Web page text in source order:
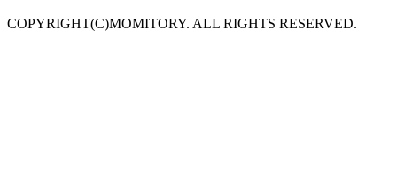
COPYRIGHT(C)MOMITORY. ALL RIGHTS RESERVED.